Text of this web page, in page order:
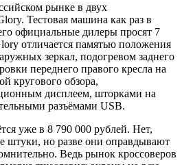
рынке в двух
Тестовая машина как раз в
официальные дилеры просят 7
отличается памятью положения
зеркал, подогревом заднего
переднего правого кресла на
кругового обзора,
дисплеем, шторками на
разъёмами USB.
уже в 8 790 000 рублей. Нет,
штуки, но разве они оправдывают
Ведь рынок кроссоверов